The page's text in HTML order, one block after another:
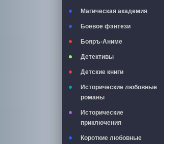
Магическая академия
Боевое фэнтези
Бояръ-Аниме
Детективы
Детские книги
Исторические любовные
романы
Исторические
приключения
Короткие любовные